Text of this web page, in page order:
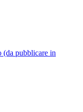
(da pubblicare in